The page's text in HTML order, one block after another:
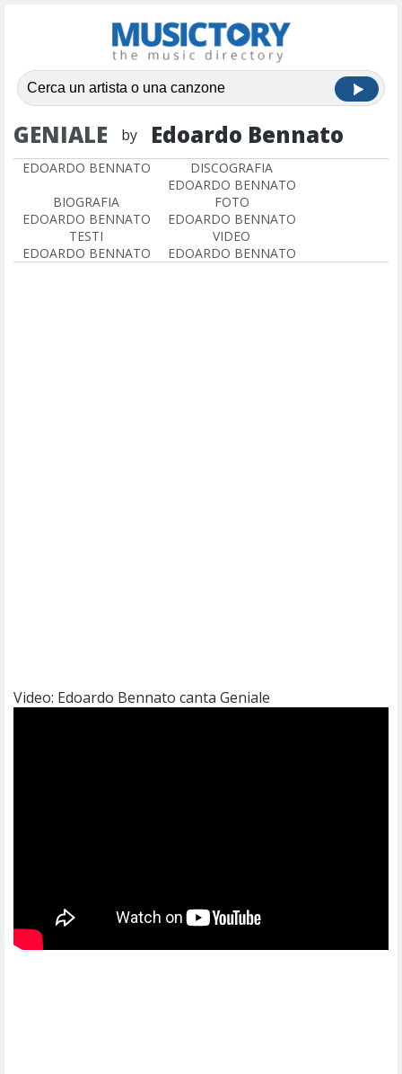
GENIALE by Edoardo Bennato
EDOARDO BENNATO
DISCOGRAFIA
EDOARDO BENNATO
BIOGRAFIA
EDOARDO BENNATO
FOTO
EDOARDO BENNATO
TESTI
EDOARDO BENNATO
VIDEO
EDOARDO BENNATO
Video: Edoardo Bennato canta Geniale